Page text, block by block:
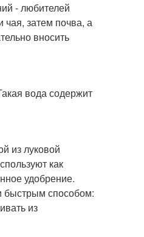
- любителей
чая, затем почва, а
вносить
вода содержит
из луковой
как
удобрение.
быстрым способом:
из